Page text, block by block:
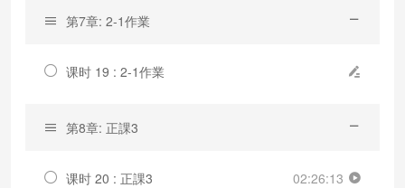
第7章: 2-1作業
课时 19 : 2-1作業
第8章: 正課3
课时 20 : 正課3 02:26:13